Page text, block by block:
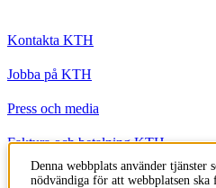
Kontakta KTH
Jobba på KTH
Press och media
Faktura och betalning KTH
Om KTH:s webbplatser
Denna webbplats använder
nödvändiga för att webbplatsen ska